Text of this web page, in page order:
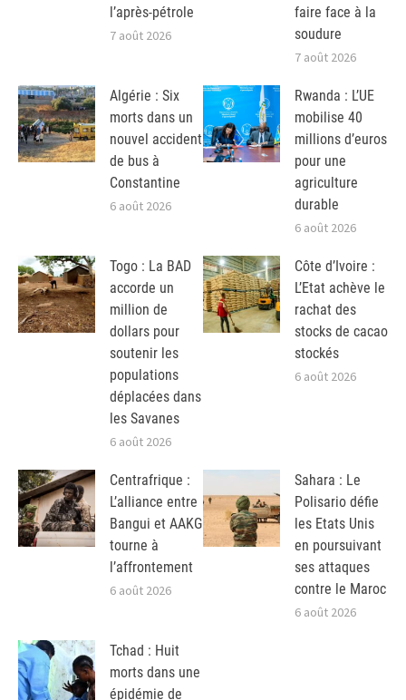
l’après-pétrole
7 août 2026
faire face à la
soudure
7 août 2026
Algérie : Six
morts dans un
nouvel accident
de bus à
Constantine
6 août 2026
Rwanda : L’UE
mobilise 40
millions d’euros
pour une
agriculture
durable
6 août 2026
Togo : La BAD
accorde un
million de
dollars pour
soutenir les
populations
déplacées dans
les Savanes
6 août 2026
Côte d’Ivoire :
L’Etat achève le
rachat des
stocks de cacao
stockés
6 août 2026
Centrafrique :
L’alliance entre
Bangui et AAKG
tourne à
l’affrontement
6 août 2026
Sahara : Le
Polisario défie
les Etats Unis
en poursuivant
ses attaques
contre le Maroc
6 août 2026
Tchad : Huit
morts dans une
épidémie de